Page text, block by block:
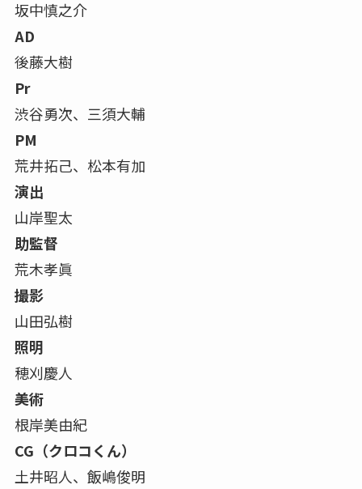
坂中慎之介
AD
後藤大樹
Pr
渋谷勇次、三須大輔
PM
荒井拓己、松本有加
演出
山岸聖太
助監督
荒木孝眞
撮影
山田弘樹
照明
穂刈慶人
美術
根岸美由紀
CG（クロコくん）
土井昭人、飯嶋俊明